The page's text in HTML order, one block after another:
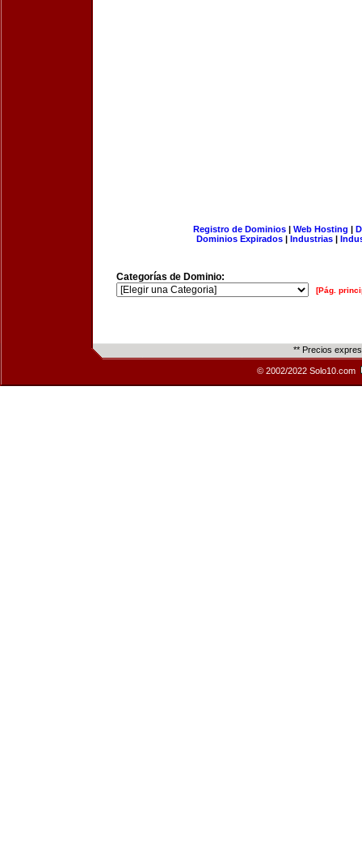
Registro de Dominios| Web Hosting |
Dominios Expirados | Industrias |
Categorías de Dominio:
[Pág.
** Precios
© 2002/2022 Solo10.com